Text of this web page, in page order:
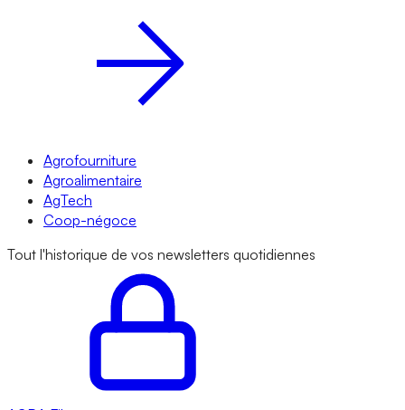
Agrofourniture
Agroalimentaire
AgTech
Coop-négoce
Tout l'historique de vos newsletters quotidiennes